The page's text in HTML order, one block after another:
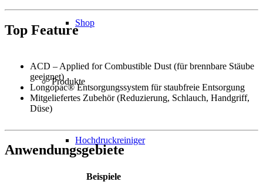
Shop
Produkte
Hochdruckreiniger
Top Feature
ACD – Applied for Combustible Dust (für brennbare Stäube
geeignet)
Longopac® Entsorgungssystem für staubfreie Entsorgung
Mitgeliefertes Zubehör (Reduzierung, Schlauch, Handgriff,
Düse)
Anwendungsgebiete
Beispiele